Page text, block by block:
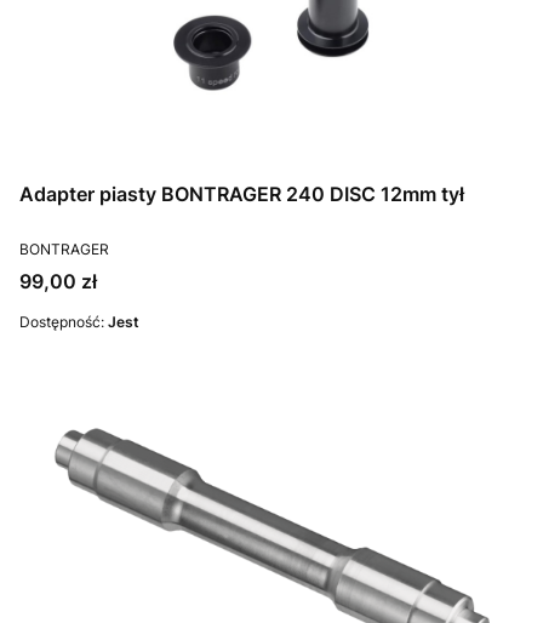
Adapter piasty BONTRAGER 240 DISC 12mm tył
PRODUCENT
BONTRAGER
Cena
99,00 zł
Dostępność: Jest